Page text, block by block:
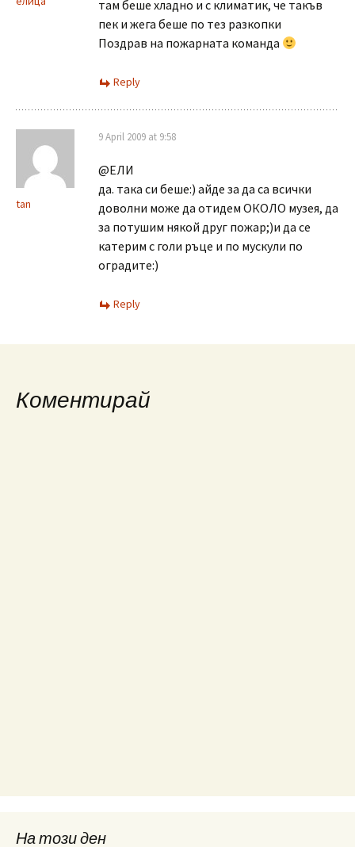
там беше хладно и с климатик, че такъв
пек и жега беше по тез разкопки
Поздрав на пожарната команда
Reply
tan
9 April 2009 at 9:58
@ЕЛИ
да. така си беше:) айде за да са всички
доволни може да отидем ОКОЛО музея, да
за потушим някой друг пожар;)и да се
катерим с голи ръце и по мускули по
оградите:)
Reply
Коментирай
На този ден